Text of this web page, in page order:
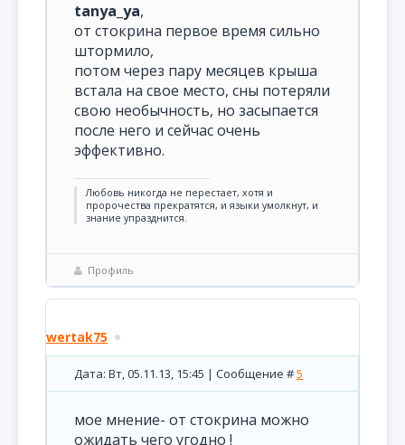
tanya_ya,
от стокрина первое время сильно
штормило,
потом через пару месяцев крыша
встала на свое место, сны потеряли
свою необычность, но засыпается
после него и сейчас очень
эффективно.
Любовь никогда не перестает, хотя и
пророчества прекратятся, и языки умолкнут, и
знание упразднится.
Профиль
wertak75
Дата: Вт, 05.11.13, 15:45 | Сообщение #5
мое мнение- от стокрина можно
ожидать чего угодно !